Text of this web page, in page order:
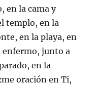
en la cama y
templo, en la
en la playa, en
enfermo, junto a
en la
oración en Ti,